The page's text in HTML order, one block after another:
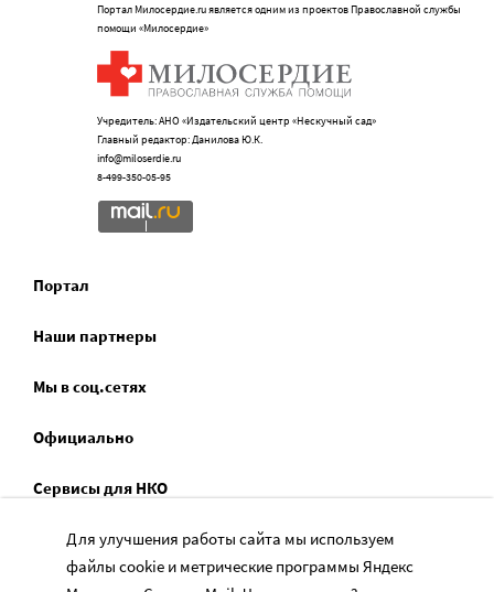
Портал Милосердие.ru является одним из проектов Православной службы
помощи «Милосердие»
Учредитель: АНО «Издательский центр «Нескучный сад»
Главный редактор: Данилова Ю.К.
info@miloserdie.ru
8-499-350-05-95
Портал
Наши партнеры
Мы в соц.сетях
Официально
Сервисы для НКО
Спецпроекты
Для улучшения работы сайта мы используем
файлы cookie и метрические программы Яндекс